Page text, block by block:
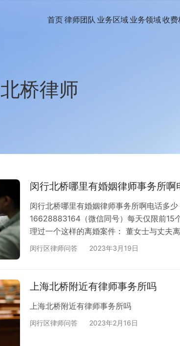
首页律师团队 业务区域 业务领域收费
北桥律师
闵行北桥哪里有婚姻律师事务所啊
闵行北桥哪里有婚姻律师事务所啊电话多
16628883164（微信同号）每天仅限前15
理过一个这样的离婚案件： 董女士与丈夫
分配问题引发了纠纷。这是一个常见的婚
责任，但她的丈夫却不同意。同时，董女
闵行区律师问答 2023年3月19日
上海北桥附近有律师事务所吗
上海北桥附近有律师事务所吗
闵行区律师问答 2023年2月16日